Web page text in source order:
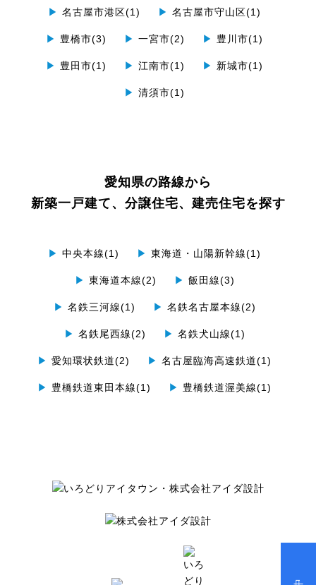
▶ 名古屋市港区(1) ▶ 名古屋市守山区(1)
▶ 豊橋市(3) ▶ 一宮市(2) ▶ 豊川市(1)
▶ 豊田市(1) ▶ 江南市(1) ▶ 新城市(1)
▶ 清須市(1)
愛知県の路線から
新築一戸建て、分譲住宅、建売住宅を探す
▶ 中央本線(1) ▶ 東海道・山陽新幹線(1)
▶ 東海道本線(2) ▶ 飯田線(3)
▶ 名鉄三河線(1) ▶ 名鉄名古屋本線(2)
▶ 名鉄尾西線(2) ▶ 名鉄犬山線(1)
▶ 愛知環状鉄道(2) ▶ 名古屋臨海高速鉄道(1)
▶ 豊橋鉄道東田本線(1) ▶ 豊橋鉄道渥美線(1)